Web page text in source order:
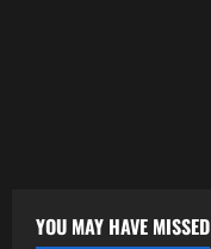
YOU MAY HAVE MISSED